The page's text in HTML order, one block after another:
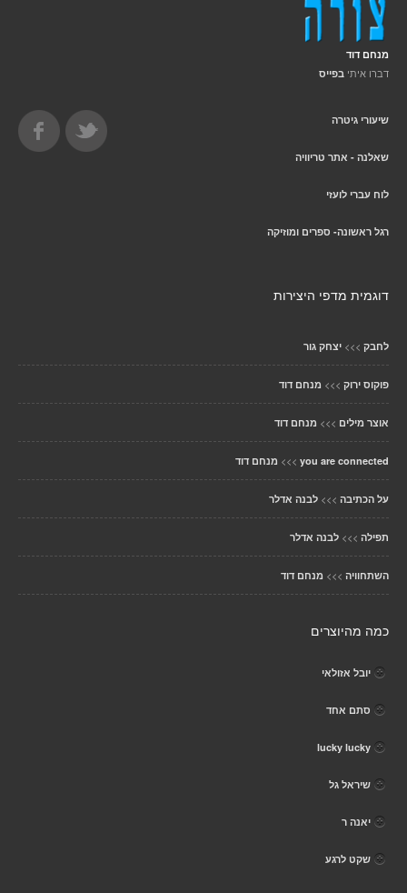
מנחם דוד
דברו איתי בפייס
שיעורי גיטרה
שאלנה - אתר טריוויה
לוח עברי לועזי
רגל ראשונה- ספרים ומוזיקה
דוגמית מדפי היצירות
לחבק >>> יצחק גור
פוקוס ירוק >>> מנחם דוד
אוצר מילים >>> מנחם דוד
you are connected
>>> מנחם דוד
על הכתיבה >>> לבנה אדלר
תפילה >>> לבנה אדלר
השתחוויה >>> מנחם דוד
כמה מהיוצרים
יובל אזולאי
סתם אחד
lucky lucky
שיראל גל
יאנה ר
שקט לרגע